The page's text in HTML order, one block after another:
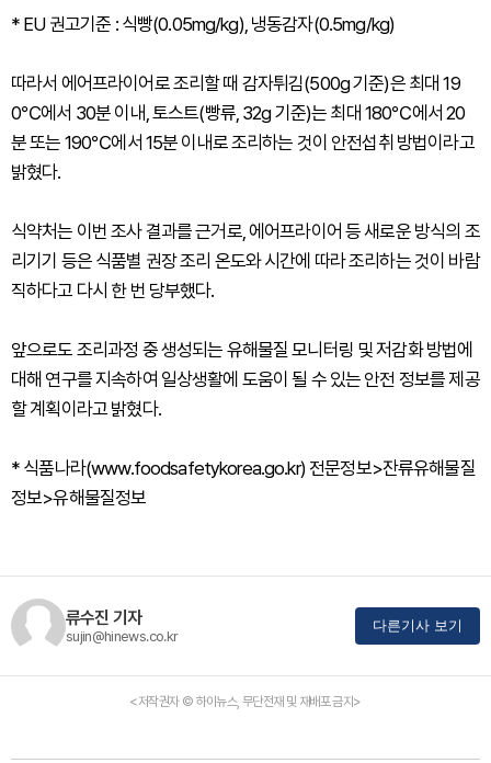
* EU 권고기준 : 식빵(0.05mg/kg), 냉동감자(0.5mg/kg)
따라서 에어프라이어로 조리할 때 감자튀김(500g 기준)은 최대 19
0℃에서 30분 이내, 토스트(빵류, 32g 기준)는 최대 180℃에서 20
분 또는 190℃에서 15분 이내로 조리하는 것이 안전섭취 방법이라고
밝혔다.
식약처는 이번 조사 결과를 근거로, 에어프라이어 등 새로운 방식의 조
리기기 등은 식품별 권장 조리 온도와 시간에 따라 조리하는 것이 바람
직하다고 다시 한 번 당부했다.
앞으로도 조리과정 중 생성되는 유해물질 모니터링 및 저감화 방법에
대해 연구를 지속하여 일상생활에 도움이 될 수 있는 안전 정보를 제공
할 계획이라고 밝혔다.
* 식품나라(www.foodsafetykorea.go.kr) 전문정보>잔류유해물질
정보>유해물질정보
류수진 기자
sujin@hinews.co.kr
다른기사 보기
<저작권자 © 하이뉴스, 무단전재 및 재배포 금지>